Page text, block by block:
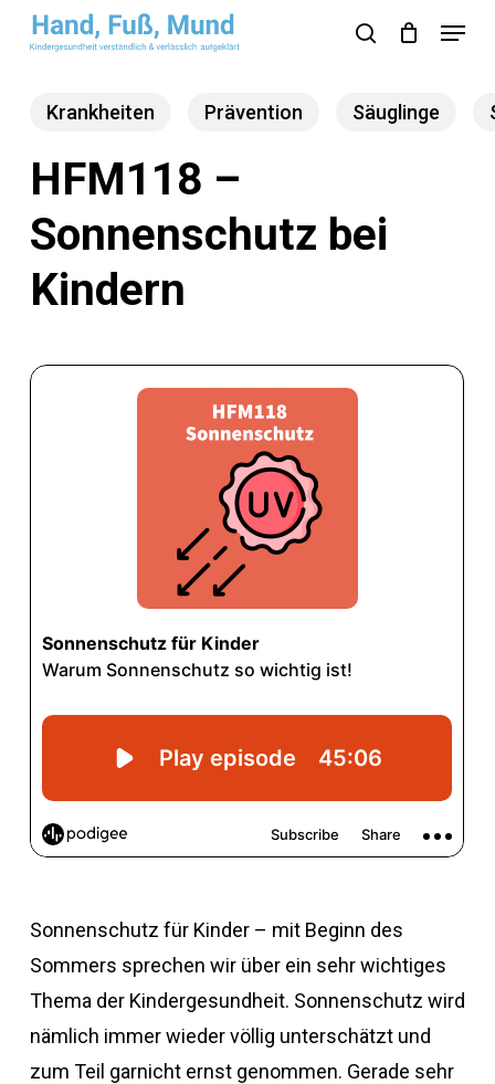
Skip
content
search
Menu
Krankheiten Prävention Säuglinge
HFM118 –
Sonnenschutz bei
Kindern
Sonnenschutz für Kinder – mit Beginn des
Sommers sprechen wir über ein sehr wichtiges
Thema der Kindergesundheit. Sonnenschutz wird
nämlich immer wieder völlig unterschätzt und
zum Teil garnicht ernst genommen. Gerade sehr